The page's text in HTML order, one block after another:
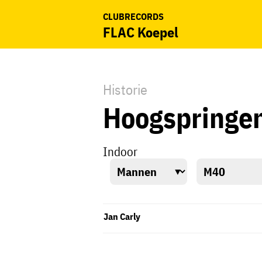
CLUBRECORDS
FLAC Koepel
Historie
Indoor
Jan Carly